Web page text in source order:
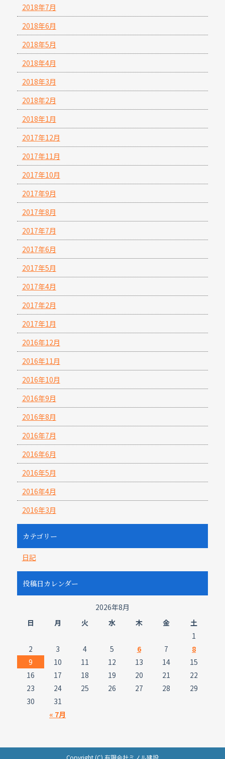
2018年7月
2018年6月
2018年5月
2018年4月
2018年3月
2018年2月
2018年1月
2017年12月
2017年11月
2017年10月
2017年9月
2017年8月
2017年7月
2017年6月
2017年5月
2017年4月
2017年2月
2017年1月
2016年12月
2016年11月
2016年10月
2016年9月
2016年8月
2016年7月
2016年6月
2016年5月
2016年4月
2016年3月
カテゴリー
日記
投稿日カレンダー
2026年8月
日
月 火 水 木 金 土
« 7月
1
2
3 4 5 6 7
8
9
10 11 12 13 14
15
16
17 18 19 20 21
22
23
24 25 26 27 28
29
30
31
Copyright (C) 有限会社ミノル建設